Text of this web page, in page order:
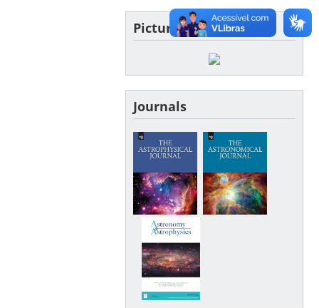
Picture of the day
Journals